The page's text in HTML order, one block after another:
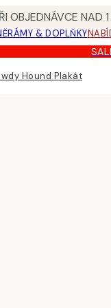
OBJEDNÁVCE NAD
RÁMY & DOPLŇKY
Hound Plakát